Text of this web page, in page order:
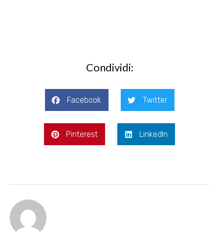
Condividi:
Facebook Twitter
Pinterest LinkedIn